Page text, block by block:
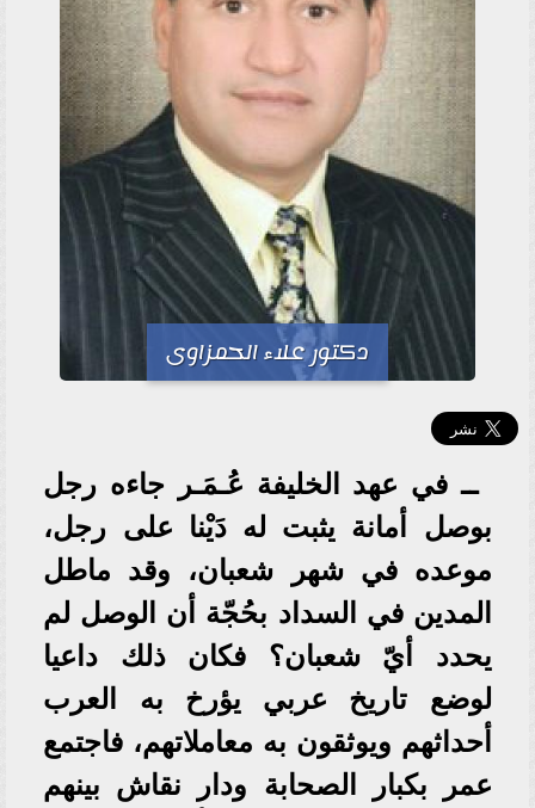
دكتور علاء الحمزاوى
ــ في عهد الخليفة عُـمَـر جاءه رجل
بوصل أمانة يثبت له دَيْنا على رجل،
موعده في شهر شعبان، وقد ماطل
المدين في السداد بحُجّة أن الوصل لم
يحدد أيّ شعبان؟ فكان ذلك داعيا
لوضع تاريخ عربي يؤرخ به العرب
أحداثهم ويوثقون به معاملاتهم، فاجتمع
عمر بكبار الصحابة ودار نقاش بينهم